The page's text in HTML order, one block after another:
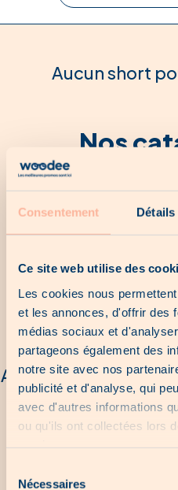
Consentement Détails
Ce site web utilise des
Les cookies nous
et les annonces, d'offrir des
médias sociaux et
partageons également des
notre site avec nos
publicité et d'analyse, qui
avec d'autres informations
ou qu'ils ont collectées lors
Nécessaires
Aucun short
Nos
Aucun catalogue
Nos
Aucune dernière
Nos